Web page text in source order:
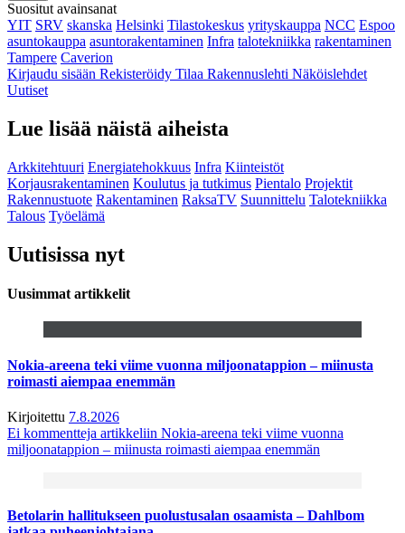
Suositut avainsanat
YIT SRV skanska Helsinki Tilastokeskus yrityskauppa NCC Espoo
asuntokauppa asuntorakentaminen Infra talotekniikka rakentaminen
Tampere Caverion
Kirjaudu sisään Rekisteröidy Tilaa Rakennuslehti Näköislehdet
Uutiset
Lue lisää näistä aiheista
Arkkitehtuuri Energiatehokkuus Infra Kiinteistöt
Korjausrakentaminen Koulutus ja tutkimus Pientalo Projektit
Rakennustuote Rakentaminen RaksaTV Suunnittelu Talotekniikka
Talous Työelämä
Uutisissa nyt
Uusimmat artikkelit
Nokia-areena teki viime vuonna miljoonatappion – miinusta
roimasti aiempaa enemmän
Kirjoitettu 7.8.2026
Ei kommentteja artikkeliin Nokia-areena teki viime vuonna
miljoonatappion – miinusta roimasti aiempaa enemmän
Betolarin hallitukseen puolustusalan osaamista – Dahlbom